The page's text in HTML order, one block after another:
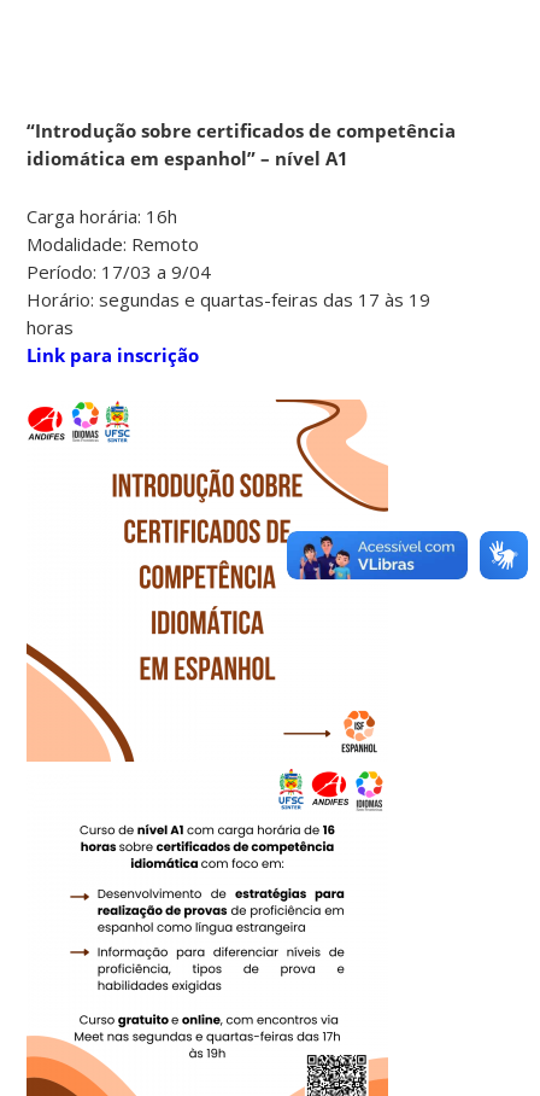
“Introdução sobre certificados de competência
idiomática em espanhol” – nível A1
Carga horária: 16h
Modalidade: Remoto
Período: 17/03 a 9/04
Horário: segundas e quartas-feiras das 17 às 19
horas
Link para inscrição